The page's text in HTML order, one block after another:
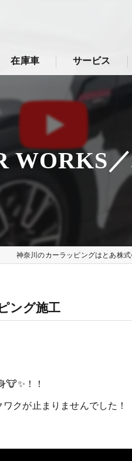
在庫車 サービス
WORKS
神奈川のカーラッピングはとあ株式
ング施工
！！
クが止まりませんでした！